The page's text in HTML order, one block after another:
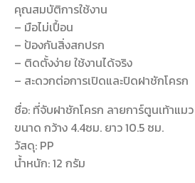
คุณสมบัติการใช้งาน
– มือไม่เปื้อน
– ป้องกันสิ่งสกปรก
– ติดตั้งง่าย ใช้งานได้จริง
– สะดวกต่อการเปิดและปิดฝาชักโครก
ชื่อ: ที่จับฝาชักโครก ลายการ์ตูนเท้าแมว
ขนาด กว้าง 4.4ซม. ยาว 10.5 ซม.
วัสดุ: PP
น้ำหนัก: 12 กรัม